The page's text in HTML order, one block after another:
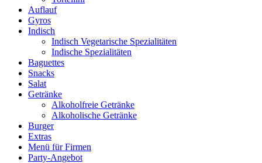
Auflauf
Gyros
Indisch
Indisch Vegetarische Spezialitäten
Indische Spezialitäten
Baguettes
Snacks
Salat
Getränke
Alkoholfreie Getränke
Alkoholische Getränke
Burger
Extras
Menü für Firmen
Party-Angebot